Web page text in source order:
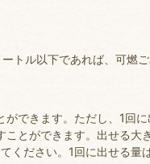
トル以下であれば、可燃ご
ができます。ただし、1回
ことができます。出せる
ください。1回に出せる量